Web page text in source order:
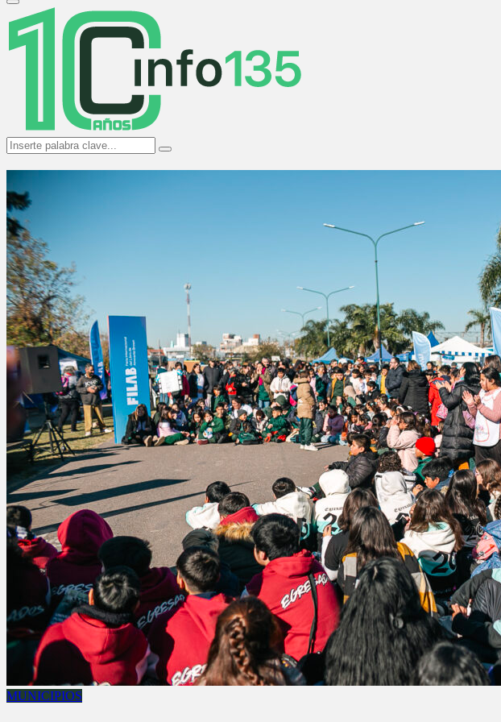
Primary
Menu
Search
for:
Search
MUNICIPIOS